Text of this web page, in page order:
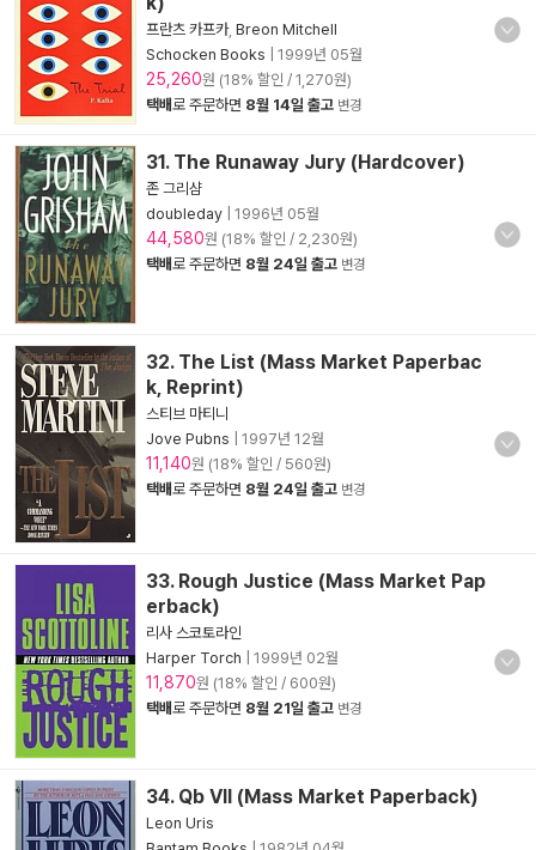
프란츠 카프카, Breon Mitchell
Schocken Books
1999년 05월
25,260원 (18% 할인 / 1,270원)
택배로 주문하면 8월 14일 출고 변경
31. The Runaway Jury (Hardcover)
존 그리샴
doubleday
1996년 05월
44,580원 (18% 할인 / 2,230원)
택배로 주문하면 8월 24일 출고 변경
32. The List (Mass Market Paperbac
k, Reprint)
스티브 마티니
Jove Pubns
1997년 12월
11,140원 (18% 할인 / 560원)
택배로 주문하면 8월 24일 출고 변경
33. Rough Justice (Mass Market Pap
erback)
리사 스코토라인
Harper Torch
1999년 02월
11,870원 (18% 할인 / 600원)
택배로 주문하면 8월 21일 출고 변경
34. Qb VII (Mass Market Paperback)
Leon Uris